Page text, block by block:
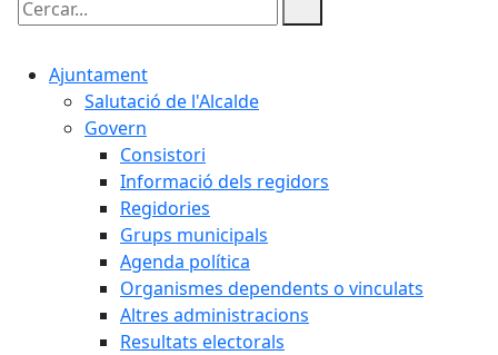
Cercar:
Ajuntament
Salutació de l'Alcalde
Govern
Consistori
Informació dels regidors
Regidories
Grups municipals
Agenda política
Organismes dependents o vinculats
Altres administracions
Resultats electorals